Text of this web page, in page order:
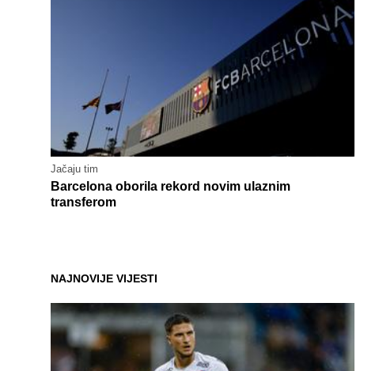
Jačaju tim
Barcelona oborila rekord novim ulaznim
transferom
NAJNOVIJE VIJESTI